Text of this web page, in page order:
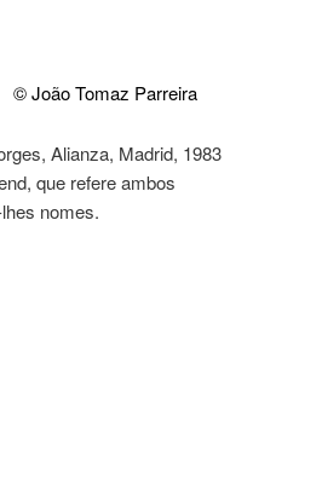
© João Tomaz Parreira
Alianza, Madrid, 1983
que refere ambos
nomes.